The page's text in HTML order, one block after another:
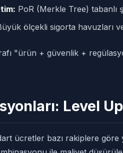
PoR (Merkle Tree) tabanlı
ölçekli sigorta havuzları
"ürün + güvenlik +
Level
ücretler bazı rakiplere göre